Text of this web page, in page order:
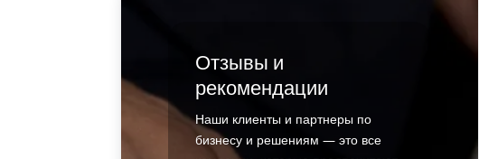
Отзывы и
рекомендации
Наши клиенты и партнеры по
бизнесу и решениям — это все